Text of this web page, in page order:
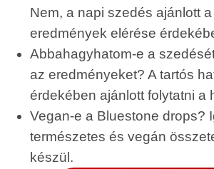
Nem, a napi szedés ajánlott
eredmények elérése
Abbahagyhatom-e a
az eredményeket? A tartós
érdekében ajánlott folytatni a
Vegan-e a Bluestone drops?
természetes és vegán
készül.